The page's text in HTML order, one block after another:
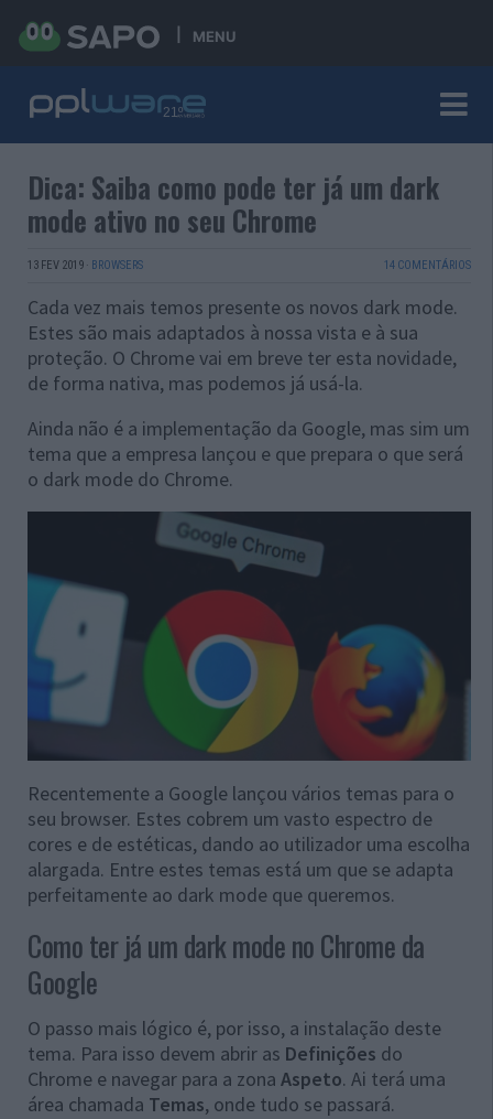
MENU
Dica: Saiba como pode ter já um dark
mode ativo no seu Chrome
13 FEV 2019 · BROWSERS 14 COMENTÁRIOS
Cada vez mais temos presente os novos dark mode.
Estes são mais adaptados à nossa vista e à sua
proteção. O Chrome vai em breve ter esta novidade,
de forma nativa, mas podemos já usá-la.
Ainda não é a implementação da Google, mas sim um
tema que a empresa lançou e que prepara o que será
o dark mode do Chrome.
Recentemente a Google lançou vários temas para o
seu browser. Estes cobrem um vasto espectro de
cores e de estéticas, dando ao utilizador uma escolha
alargada. Entre estes temas está um que se adapta
perfeitamente ao dark mode que queremos.
Como ter já um dark mode no Chrome da
Google
O passo mais lógico é, por isso, a instalação deste
tema. Para isso devem abrir as Definições do
Chrome e navegar para a zona Aspeto. Ai terá uma
área chamada Temas, onde tudo se passará.